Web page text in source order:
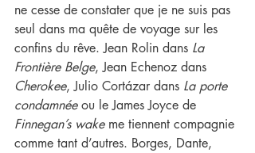
ne cesse de constater que je ne suis pas
seul dans ma quête de voyage sur les
confins du rêve. Jean Rolin dans La
Frontière Belge, Jean Echenoz dans
Cherokee, Julio Cortázar dans La porte
condamnée ou le James Joyce de
Finnegan’s wake me tiennent compagnie
comme tant d’autres. Borges, Dante,